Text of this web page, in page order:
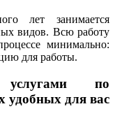
лет занимается
видов. Всю работу
минимально:
для работы.
услугами по
удобных для вас